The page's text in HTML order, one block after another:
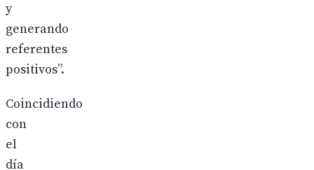
y
generando
referentes
positivos”.
Coincidiendo
con
el
día